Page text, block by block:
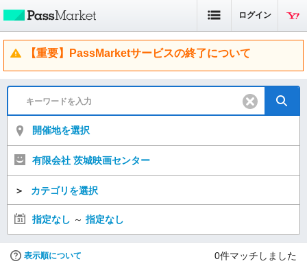
ログイン
【重要】PassMarketサービスの終了について
開催地を選択
有限会社 茨城映画センター
＞ カテゴリを選択
指定なし ～ 指定なし
表示順について 0件マッチしました